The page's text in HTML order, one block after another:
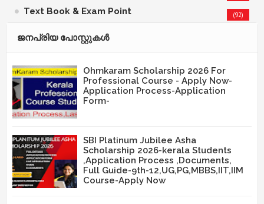
Text Book & Exam Point (92)
ജനപ്രിയ പോസ്റ്റുകള്‍‌
Ohmkaram Scholarship 2026 For
Professional Course - Apply Now-
Application Process-Application
Form-
SBI Platinum Jubilee Asha
Scholarship 2026-kerala Students
,Application Process ,Documents,
Full Guide-9th-12,UG,PG,MBBS,IIT,IIM
Course-Apply Now